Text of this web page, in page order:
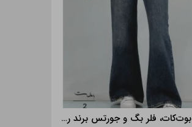
شلوارهای بوت‌کات، فلر بگ و جورتس برند رخت